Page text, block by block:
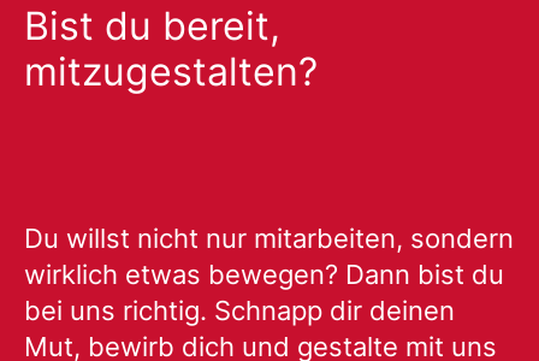
Bist du bereit,
mitzugestalten?
Du willst nicht nur mitarbeiten, sondern
wirklich etwas bewegen? Dann bist du
bei uns richtig. Schnapp dir deinen
Mut, bewirb dich und gestalte mit uns